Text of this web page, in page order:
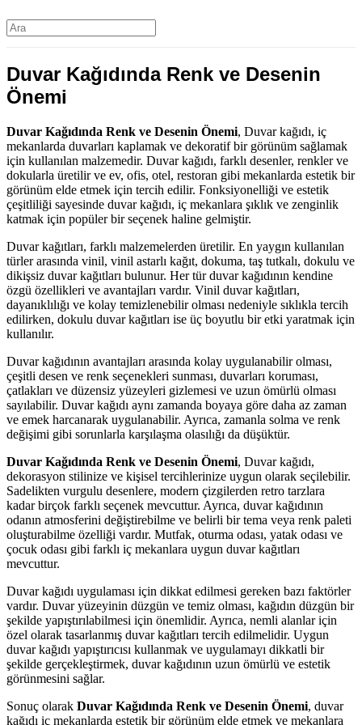
Duvar Kağıdında Renk ve Desenin
Önemi
Duvar Kağıdında Renk ve Desenin Önemi, Duvar kağıdı, iç
mekanlarda duvarları kaplamak ve dekoratif bir görünüm sağlamak
için kullanılan malzemedir. Duvar kağıdı, farklı desenler, renkler ve
dokularla üretilir ve ev, ofis, otel, restoran gibi mekanlarda estetik bir
görünüm elde etmek için tercih edilir. Fonksiyonelliği ve estetik
çeşitliliği sayesinde duvar kağıdı, iç mekanlara şıklık ve zenginlik
katmak için popüler bir seçenek haline gelmiştir.
Duvar kağıtları, farklı malzemelerden üretilir. En yaygın kullanılan
türler arasında vinil, vinil astarlı kağıt, dokuma, taş tutkalı, dokulu ve
dikişsiz duvar kağıtları bulunur. Her tür duvar kağıdının kendine
özgü özellikleri ve avantajları vardır. Vinil duvar kağıtları,
dayanıklılığı ve kolay temizlenebilir olması nedeniyle sıklıkla tercih
edilirken, dokulu duvar kağıtları ise üç boyutlu bir etki yaratmak için
kullanılır.
Duvar kağıdının avantajları arasında kolay uygulanabilir olması,
çeşitli desen ve renk seçenekleri sunması, duvarları koruması,
çatlakları ve düzensiz yüzeyleri gizlemesi ve uzun ömürlü olması
sayılabilir. Duvar kağıdı aynı zamanda boyaya göre daha az zaman
ve emek harcanarak uygulanabilir. Ayrıca, zamanla solma ve renk
değişimi gibi sorunlarla karşılaşma olasılığı da düşüktür.
Duvar Kağıdında Renk ve Desenin Önemi, Duvar kağıdı,
dekorasyon stilinize ve kişisel tercihlerinize uygun olarak seçilebilir.
Sadelikten vurgulu desenlere, modern çizgilerden retro tarzlara
kadar birçok farklı seçenek mevcuttur. Ayrıca, duvar kağıdının
odanın atmosferini değiştirebilme ve belirli bir tema veya renk paleti
oluşturabilme özelliği vardır. Mutfak, oturma odası, yatak odası ve
çocuk odası gibi farklı iç mekanlara uygun duvar kağıtları
mevcuttur.
Duvar kağıdı uygulaması için dikkat edilmesi gereken bazı faktörler
vardır. Duvar yüzeyinin düzgün ve temiz olması, kağıdın düzgün bir
şekilde yapıştırılabilmesi için önemlidir. Ayrıca, nemli alanlar için
özel olarak tasarlanmış duvar kağıtları tercih edilmelidir. Uygun
duvar kağıdı yapıştırıcısı kullanmak ve uygulamayı dikkatli bir
şekilde gerçekleştirmek, duvar kağıdının uzun ömürlü ve estetik
görünmesini sağlar.
Sonuç olarak Duvar Kağıdında Renk ve Desenin Önemi, duvar
kağıdı iç mekanlarda estetik bir görünüm elde etmek ve mekanlara